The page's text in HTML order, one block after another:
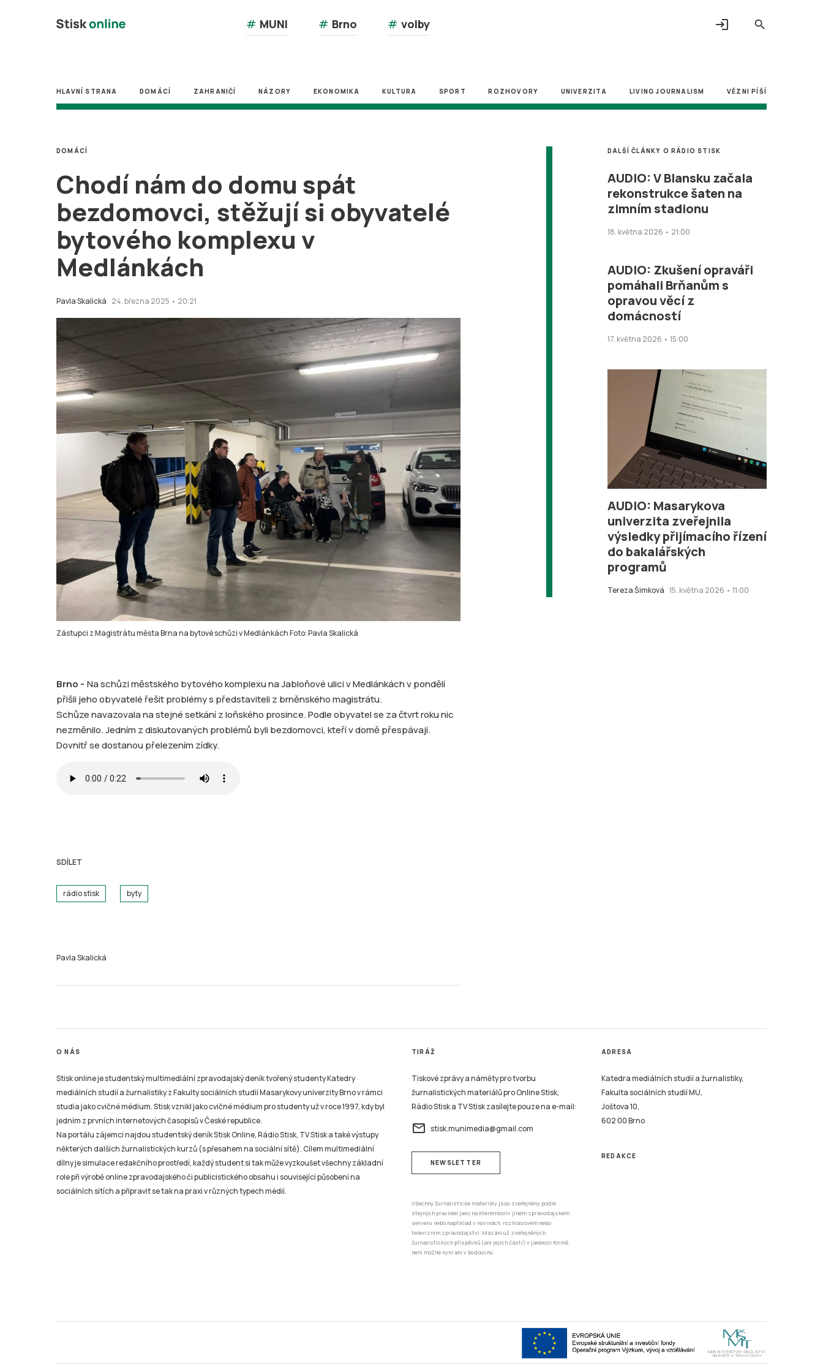
search
# MUNI # Brno # volby login
HLAVNÍ STRANA DOMÁCÍ ZAHRANIČÍ NÁZORY EKONOMIKA KULTURA SPORT ROZHOVORY UNIVERZITA LIVING JOURNALISM VĚZNI PÍŠÍ
Chodí nám do domu spát
bezdomovci, stěžují si obyvatelé
bytového komplexu v
Medlánkách
Pavla Skalická 24. března 2025 • 20:21
DOMÁCÍ
Zástupci z Magistrátu města Brna na bytové schůzi v Medlánkách Foto: Pavla Skalická
Brno - Na schůzi městského bytového komplexu na Jabloňové ulici v Medlánkách v pondělí
přišli jeho obyvatelé řešit problémy s představiteli z brněnského magistrátu.
Schůze navazovala na stejné setkání z loňského prosince. Podle obyvatel se za čtvrt roku nic
nezměnilo. Jedním z diskutovaných problémů byli bezdomovci, kteří v domě přespávají.
Dovnitř se dostanou přelezením zídky.
SDÍLET
rádio stisk byty
Pavla Skalická
DALŠÍ ČLÁNKY O RÁDIO STISK
AUDIO: V Blansku začala
rekonstrukce šaten na
zimním stadionu
18. května 2026 • 21:00
AUDIO: Zkušení opraváři
pomáhali Brňanům s
opravou věcí z
domácností
17. května 2026 • 15:00
AUDIO: Masarykova
univerzita zveřejnila
výsledky přijímacího řízení
do bakalářských
programů
Tereza Šimková 15. května 2026 • 11:00
O NÁS
Stisk online je studentský multimediální zpravodajský deník tvořený studenty Katedry
mediálních studií a žurnalistiky z Fakulty sociálních studií Masarykovy univerzity Brno v rámci
studia jako cvičné médium. Stisk vznikl jako cvičné médium pro studenty už v roce 1997, kdy byl
jedním z prvních internetových časopisů v České republice.
Na portálu zájemci najdou studentský deník Stisk Online, Rádio Stisk, TV Stisk a také výstupy
některých dalších žurnalistických kurzů (s přesahem na sociální sítě). Cílem multimediální
dílny je simulace redakčního prostředí, každý student si tak může vyzkoušet všechny základní
role při výrobě online zpravodajského či publicistického obsahu i související působení na
sociálních sítích a připravit se tak na praxi v různých typech médií.
TIRÁŽ
Tiskové zprávy a náměty pro tvorbu
žurnalistických materiálů pro Online Stisk,
Rádio Stisk a TV Stisk zasílejte pouze na e-mail:
email stisk.munimedia@gmail.com
NEWSLETTER
Všechny žurnalistické materiály jsou zveřejněny podle
stejných pravidel jako na kterémkoliv jiném zpravodajském
serveru nebo například v novinách, rozhlasovém nebo
televizním zpravodajství. Mazání už zveřejněných
žurnalistických příspěvků (ani jejich částí) v jakékoli formě
není možné nyní ani v budoucnu.
ADRESA
Katedra mediálních studií a žurnalistiky,
Fakulta sociálních studií MU,
Joštova 10,
602 00 Brno
REDAKCE